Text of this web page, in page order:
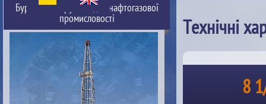
Буровий інструмент для нафтогазової
промисловості Технічні
8